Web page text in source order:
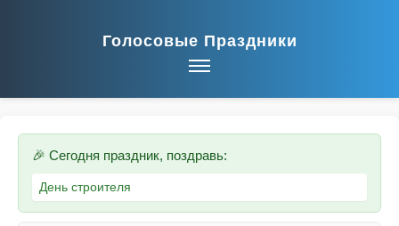
Голосовые Праздники
🎉 Сегодня праздник, поздравь:
День строителя